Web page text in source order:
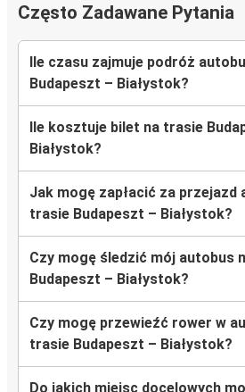
Często Zadawane Pytania
Ile czasu zajmuje podróż
Budapeszt – Białystok?
Ile kosztuje bilet na trasie
Białystok?
Jak mogę zapłacić za przejazd
trasie Budapeszt – Białystok?
Czy mogę śledzić mój autobus
Budapeszt – Białystok?
Czy mogę przewieźć rower w
trasie Budapeszt – Białystok?
Do jakich miejsc docelowych